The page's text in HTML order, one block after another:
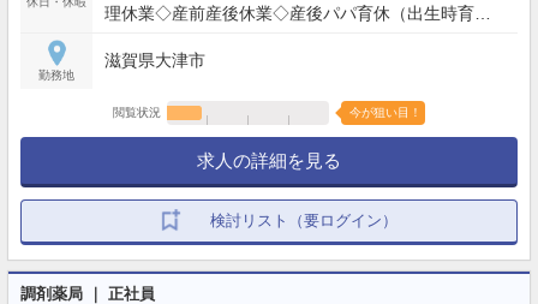
理休業◇産前産後休業◇産後パパ育休（出生時育児
勤務地
滋賀県大津市
閲覧状況 今が狙い目！
求人の詳細を見る
検討リスト（要ログイン）
調剤薬局 ｜ 正社員